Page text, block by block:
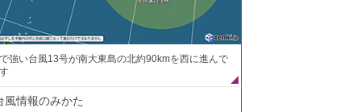
強い台風13号が南大東島の北約90kmを西に進んで
風情報のみかた